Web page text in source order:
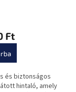
Ft
és biztonságos
hintaló, amely